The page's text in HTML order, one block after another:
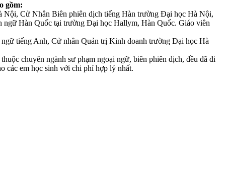
gồm:
Cử Nhân Biên phiên dịch tiếng Hàn trường Đại học Hà Nội,
ngữ Hàn Quốc tại trường Đại học Hallym, Hàn Quốc. Giáo viên
tiếng Anh, Cử nhân Quản trị Kinh doanh trường Đại học Hà
chuyên ngành sư phạm ngoại ngữ, biên phiên dịch, đều đã đi
các em học sinh với chi phí hợp lý nhất.